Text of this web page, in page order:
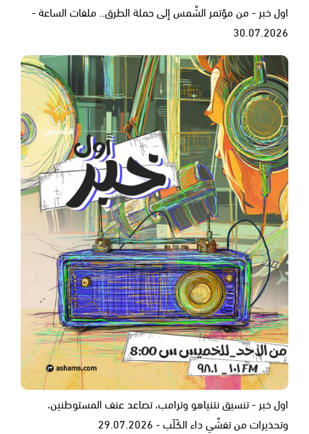
اول خبر - من مؤتمر الشّمس إلى حملة الطرق.. ملفات الساعة -
30.07.2026
اول خبر - تنسيق نتنياهو وترامب، تصاعد عنف المستوطنين،
وتحذيرات من تفشّي داء الكَلَب - 29.07.2026